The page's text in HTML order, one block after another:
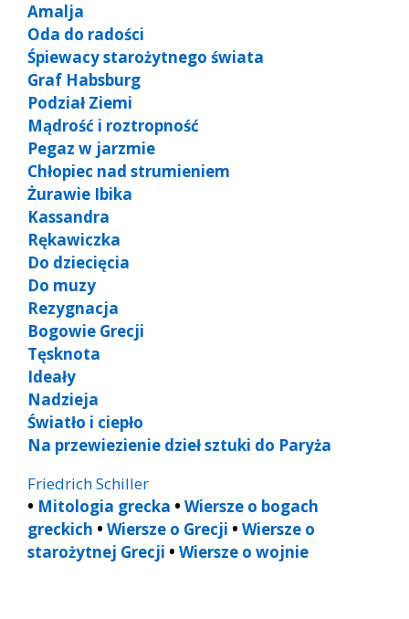
Amalja
Oda do radości
Śpiewacy starożytnego świata
Graf Habsburg
Podział Ziemi
Mądrość i roztropność
Pegaz w jarzmie
Chłopiec nad strumieniem
Żurawie Ibika
Kassandra
Rękawiczka
Do dziecięcia
Do muzy
Rezygnacja
Bogowie Grecji
Tęsknota
Ideały
Nadzieja
Światło i ciepło
Na przewiezienie dzieł sztuki do Paryża
Friedrich Schiller
• Mitologia grecka • Wiersze o bogach
greckich • Wiersze o Grecji • Wiersze o
starożytnej Grecji • Wiersze o wojnie